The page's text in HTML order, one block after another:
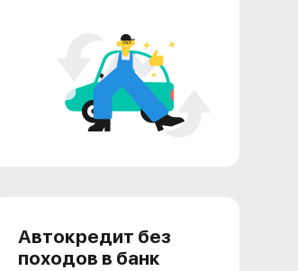
Автокредит без
походов в банк